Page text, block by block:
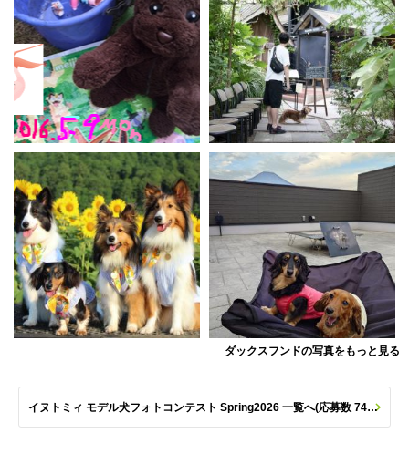
ダックスフンドの写真をもっと見る
イヌトミィ モデル犬フォトコンテスト Spring2026 一覧へ(応募数 747枚)